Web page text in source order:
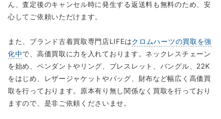
ん、査定後のキャンセル時に発生する返送料も無料のため、安
心してご依頼いただけます。
また、ブランド古着買取専門店LIFEはクロムハーツの買取を強
化中で、高価買取に力を入れております。ネックレスチェーン
を始め、ペンダントやリング、ブレスレット、バングル、22K
をはじめ、レザージャケットやバッグ、財布など幅広く高価買
取を行っております。原本有り無し関係なく買取を行っており
ますので、是非ご依頼くださいませ。